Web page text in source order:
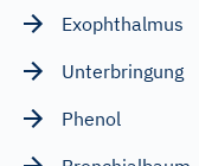
Exophthalmus
Unterbringung
Phenol